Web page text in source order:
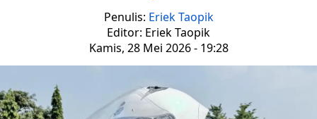
Penulis: Eriek Taopik
Editor: Eriek Taopik
Kamis, 28 Mei 2026 - 19:28